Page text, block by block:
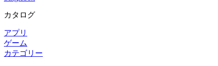
カタログ
アプリ
ゲーム
カテゴリー